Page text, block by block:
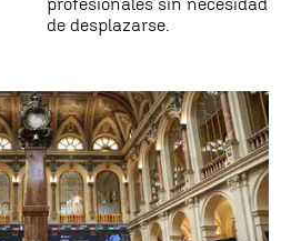
de desplazarse.